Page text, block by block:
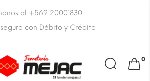
al +569 20001830
con Débito y Crédito
0